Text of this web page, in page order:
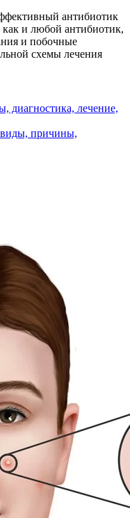
антибиотик
и любой антибиотик,
и побочные
схемы лечения
диагностика, лечение,
причины,